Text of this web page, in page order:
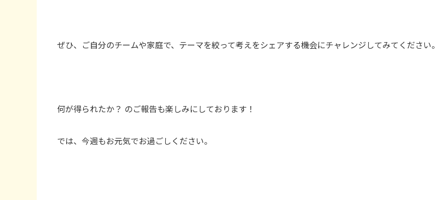
ぜひ、ご自分のチームや家庭で、テーマを絞って考えをシェアする機会にチャレンジしてみてください。
何が得られたか？ のご報告も楽しみにしております！
では、今週もお元気でお過ごしください。